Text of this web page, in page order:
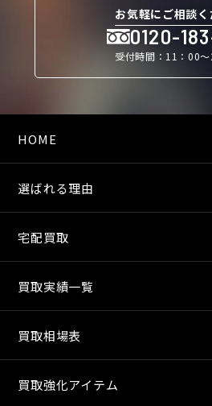
お気軽にご相談
0120-
受付時間：11：00
HOME
選ばれる理由
宅配買取
買取実績一覧
買取相場表
買取強化アイテム